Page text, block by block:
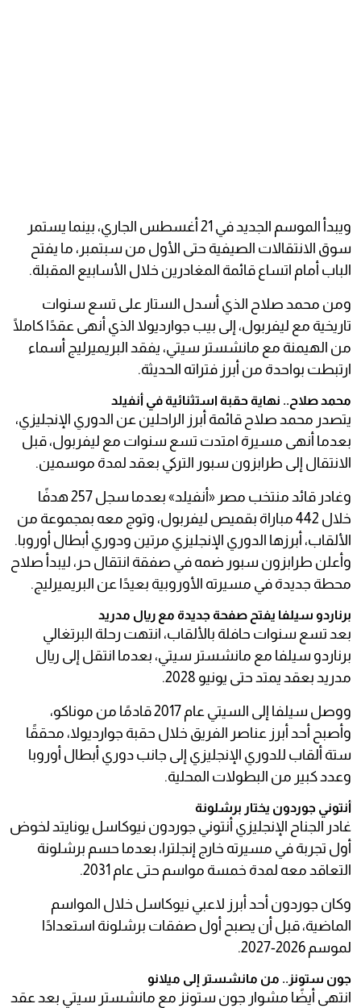
ويبدأ الموسم الجديد في 21 أغسطس الجاري، بينما يستمر
سوق الانتقالات الصيفية حتى الأول من سبتمبر، ما يفتح
الباب أمام اتساع قائمة المغادرين خلال الأسابيع المقبلة.
ومن محمد صلاح الذي أسدل الستار على تسع سنوات
تاريخية مع ليفربول، إلى بيب جوارديولا الذي أنهى عقدًا كاملًا
من الهيمنة مع مانشستر سيتي، يفقد البريميرليج أسماء
ارتبطت بواحدة من أبرز فتراته الحديثة.
محمد صلاح.. نهاية حقبة استثنائية في أنفيلد
يتصدر محمد صلاح قائمة أبرز الراحلين عن الدوري الإنجليزي،
بعدما أنهى مسيرة امتدت تسع سنوات مع ليفربول، قبل
الانتقال إلى طرابزون سبور التركي بعقد لمدة موسمين.
وغادر قائد منتخب مصر «أنفيلد» بعدما سجل 257 هدفًا
خلال 442 مباراة بقميص ليفربول، وتوج معه بمجموعة من
الألقاب، أبرزها الدوري الإنجليزي مرتين ودوري أبطال أوروبا.
وأعلن طرابزون سبور ضمه في صفقة انتقال حر، ليبدأ صلاح
محطة جديدة في مسيرته الأوروبية بعيدًا عن البريميرليج.
برناردو سيلفا يفتح صفحة جديدة مع ريال مدريد
بعد تسع سنوات حافلة بالألقاب، انتهت رحلة البرتغالي
برناردو سيلفا مع مانشستر سيتي، بعدما انتقل إلى ريال
مدريد بعقد يمتد حتى يونيو 2028.
ووصل سيلفا إلى السيتي عام 2017 قادمًا من موناكو،
وأصبح أحد أبرز عناصر الفريق خلال حقبة جوارديولا، محققًا
ستة ألقاب للدوري الإنجليزي إلى جانب دوري أبطال أوروبا
وعدد كبير من البطولات المحلية.
أنتوني جوردون يختار برشلونة
غادر الجناح الإنجليزي أنتوني جوردون نيوكاسل يونايتد لخوض
أول تجربة في مسيرته خارج إنجلترا، بعدما حسم برشلونة
التعاقد معه لمدة خمسة مواسم حتى عام 2031.
وكان جوردون أحد أبرز لاعبي نيوكاسل خلال المواسم
الماضية، قبل أن يصبح أول صفقات برشلونة استعدادًا
لموسم 2026-2027.
جون ستونز.. من مانشستر إلى ميلانو
انتهى أيضًا مشوار جون ستونز مع مانشستر سيتي بعد عقد